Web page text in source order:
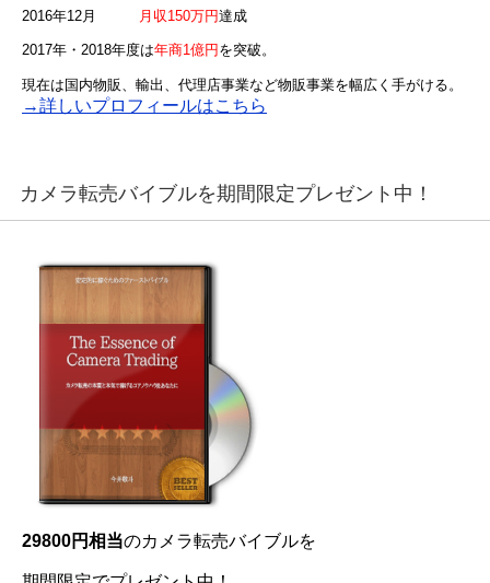
2016年12月 月収150万円達成
2017年・2018年度は年商1億円 を突破。
現在は国内物販、輸出、代理店事業など物販事業を幅広く手がける。
→詳しいプロフィールはこちら
カメラ転売バイブルを期間限定プレゼント中！
29800円相当のカメラ転売バイブルを